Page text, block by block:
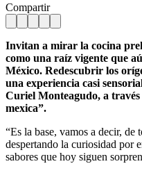
Compartir
Invitan a mirar la cocina
como una raíz vigente que
México. Redescubrir los
una experiencia casi
Curiel Monteagudo, a
mexica”.
“Es la base, vamos a decir, de
despertando la curiosidad por
sabores que hoy siguen